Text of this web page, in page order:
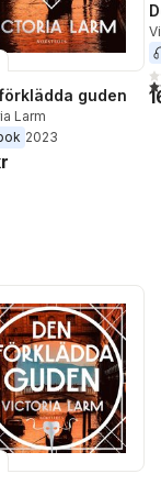
guden
Larm
2023